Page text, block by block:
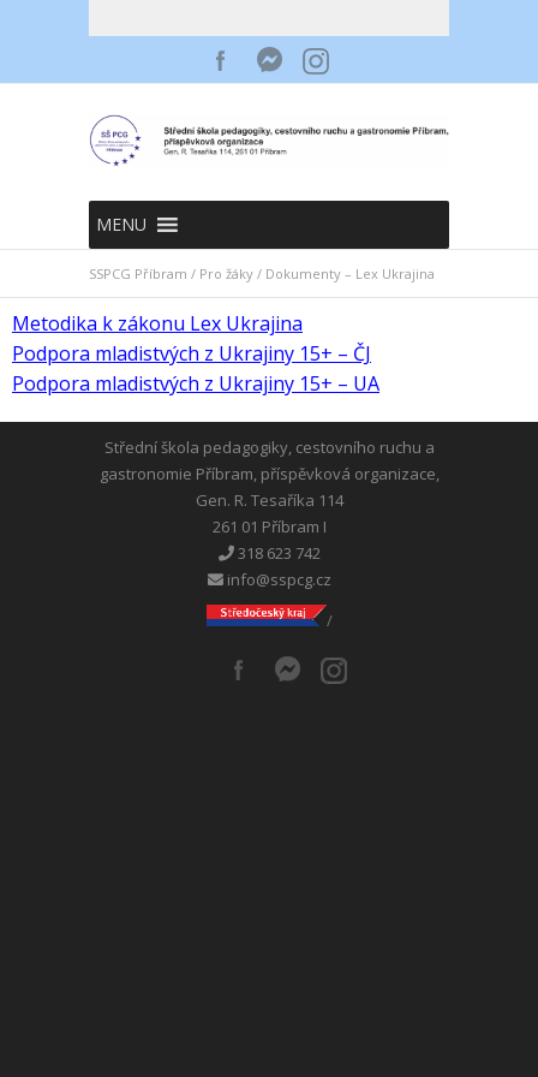
MENU
SSPCG Příbram / Pro žáky / Dokumenty – Lex Ukrajina
Metodika k zákonu Lex Ukrajina
Podpora mladistvých z Ukrajiny 15+ – ČJ
Podpora mladistvých z Ukrajiny 15+ – UA
Střední škola pedagogiky, cestovního ruchu a
gastronomie Příbram, příspěvková organizace,
Gen. R. Tesaříka 114
261 01 Příbram I
318 623 742
info@sspcg.cz
/